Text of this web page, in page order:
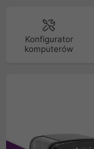
Konfigurator
komputerów